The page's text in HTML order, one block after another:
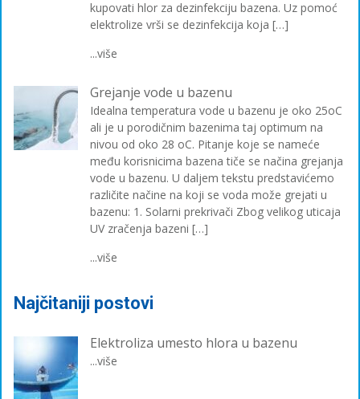
kupovati hlor za dezinfekciju bazena. Uz pomoć
elektrolize vrši se dezinfekcija koja […]
...više
Grejanje vode u bazenu
Idealna temperatura vode u bazenu je oko 25oC
ali je u porodičnim bazenima taj optimum na
nivou od oko 28 oC. Pitanje koje se nameće
među korisnicima bazena tiče se načina grejanja
vode u bazenu. U daljem tekstu predstavićemo
različite načine na koji se voda može grejati u
bazenu: 1. Solarni prekrivači Zbog velikog uticaja
UV zračenja bazeni […]
...više
Najčitaniji postovi
Elektroliza umesto hlora u bazenu
...više